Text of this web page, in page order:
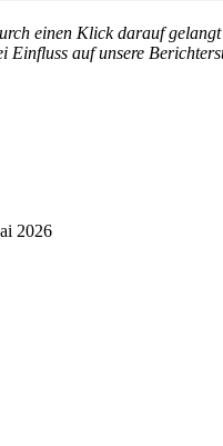
einen Klick darauf
Einfluss auf unsere
2026